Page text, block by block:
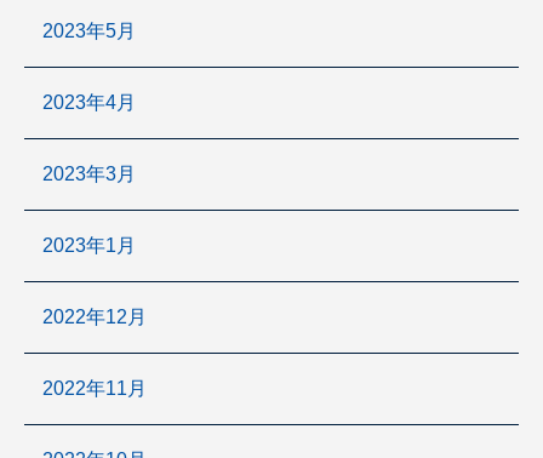
2023年5月
2023年4月
2023年3月
2023年1月
2022年12月
2022年11月